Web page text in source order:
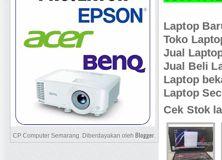
Laptop
Toko
Jual
Jual Beli
Laptop
Laptop
Cek Stok
CP Computer Semarang. Diberdayakan oleh Blogger.